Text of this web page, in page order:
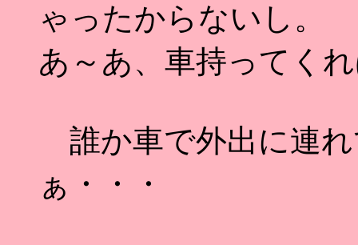
ゃったからないし。
あ～あ、車持ってく
誰か車で外出に連
ぁ・・・